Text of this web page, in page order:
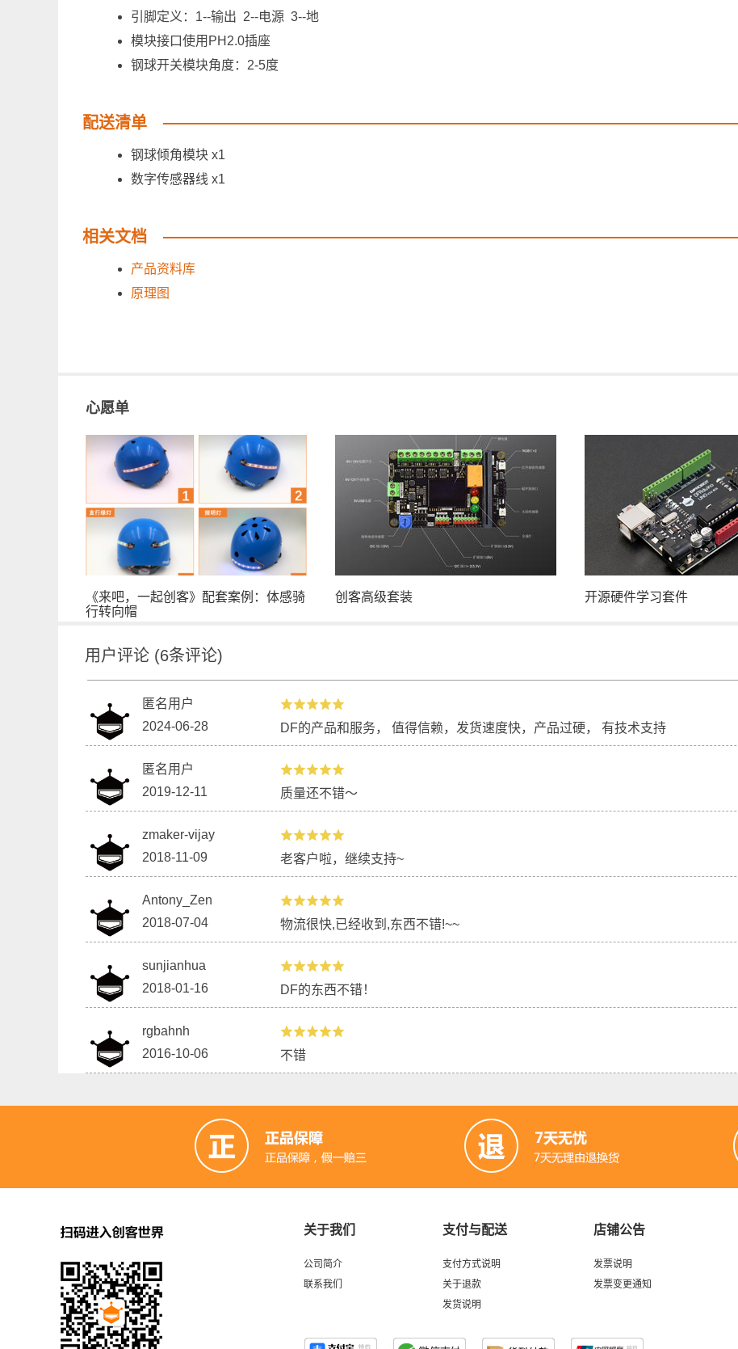
引脚定义：1--输出 2--电源 3--地
模块接口使用PH2.0插座
钢球开关模块角度：2-5度
配送清单
钢球倾角模块 x1
数字传感器线 x1
相关文档
产品资料库
原理图
心愿单
《来吧，一起创客》配套案例：体感骑
行转向帽
创客高级套装 开源硬件学习套件
用户评论 (6条评论)
匿名用户
2024-06-28
DF的产品和服务， 值得信赖，发货速度快，产品过硬， 有技术支持
匿名用户
2019-12-11
质量还不错～
zmaker-vijay
2018-11-09
老客户啦，继续支持~
Antony_Zen
2018-07-04
物流很快,已经收到,东西不错!~~
sunjianhua
2018-01-16
DF的东西不错！
rgbahnh
2016-10-06
不错
关于我们
公司简介
联系我们
支付与配送
支付方式说明
关于退款
发货说明
店铺公告
发票说明
发票变更通知